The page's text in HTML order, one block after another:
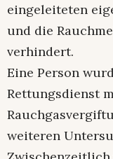
eingeleiteten
und die
verhindert.
Eine Person
Rettungsdienst
weiteren